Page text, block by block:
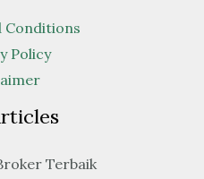
Conditions
Policy
Terbaik